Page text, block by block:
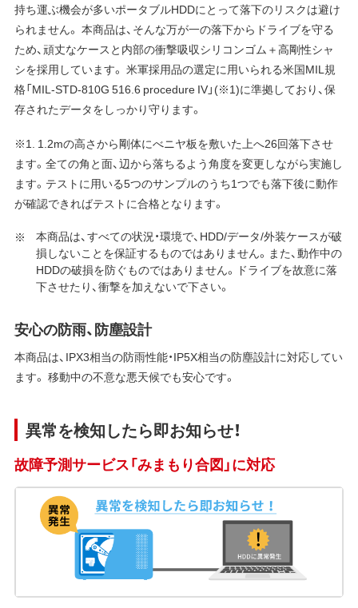
持ち運ぶ機会が多いポータブルHDDにとって落下のリスクは避け
られません。 本商品は、そんな万が一の落下からドライブを守る
ため、頑丈なケースと内部の衝撃吸収シリコンゴム＋高剛性シャ
シを採用しています。 米軍採用品の選定に用いられる米国MIL規
格「MIL-STD-810G 516.6 procedure IV」(※1)に準拠しており、保
存されたデータをしっかり守ります。
※1. 1.2mの高さから剛体にべニヤ板を敷いた上へ26回落下させ
ます。全ての角と面、辺から落ちるよう角度を変更しながら実施し
ます。テストに用いる5つのサンプルのうち1つでも落下後に動作
が確認できればテストに合格となります。
本商品は、すべての状況・環境で、HDD/データ/外装ケースが破
損しないことを保証するものではありません。また、動作中の
HDDの破損を防ぐものではありません。ドライブを故意に落
下させたり、衝撃を加えないで下さい。
安心の防雨、防塵設計
本商品は、IPX3相当の防雨性能・IP5X相当の防塵設計に対応してい
ます。 移動中の不意な悪天候でも安心です。
異常を検知したら即お知らせ！
故障予測サービス「みまもり合図」に対応